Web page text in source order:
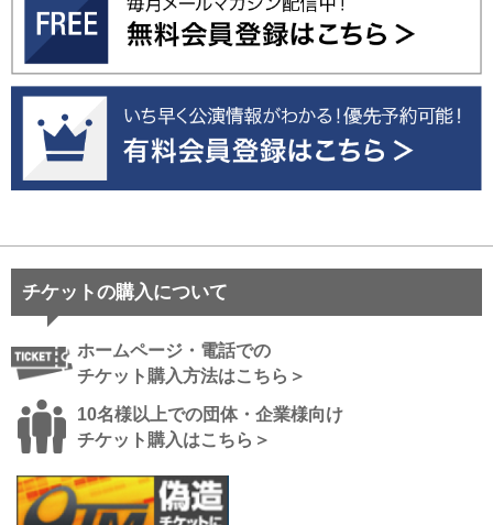
チケットの購入について
ホームページ・電話での
チケット購入方法はこちら＞
10名様以上での団体・企業様向け
チケット購入はこちら＞